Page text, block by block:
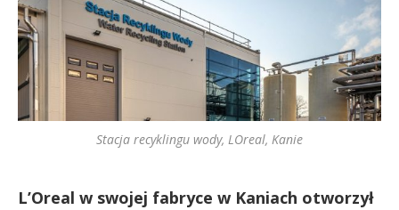
Stacja recyklingu wody, LOreal, Kanie
L’Oreal w swojej fabryce w Kaniach otworzył